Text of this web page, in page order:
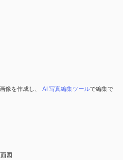
像を作成し、 AI 写真編集ツールで編集で
図